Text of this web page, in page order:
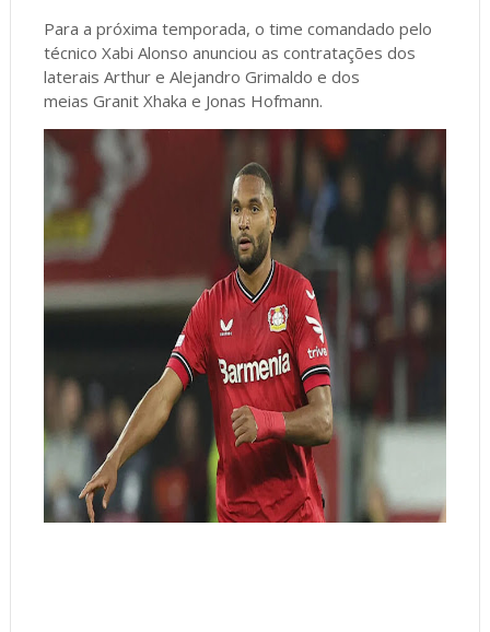
Para a próxima temporada, o time comandado pelo
técnico Xabi Alonso anunciou as contratações dos
laterais Arthur e Alejandro Grimaldo e dos
meias Granit Xhaka e Jonas Hofmann.